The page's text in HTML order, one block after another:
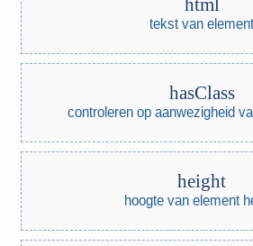
html
tekst van element
hasClass
controleren op aanwezigheid
height
hoogte van element